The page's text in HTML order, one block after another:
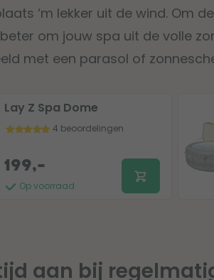
‘m lekker uit de wind. Om
om jouw spa uit de volle
met een parasol of
Lay Z Spa Dome
4 beoordelingen
Op voorraad
199,-
aan bij